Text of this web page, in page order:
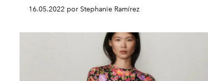
16.05.2022 por Stephanie Ramírez